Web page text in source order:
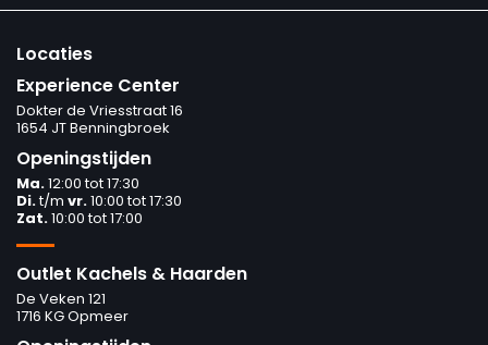
Locaties
Experience Center
Dokter de Vriesstraat 16
1654 JT Benningbroek
Openingstijden
Ma.12:00 tot 17:30
Di.t/m vr.10:00 tot 17:30
Zat.10:00 tot 17:00
Outlet Kachels & Haarden
De Veken 121
1716 KG Opmeer